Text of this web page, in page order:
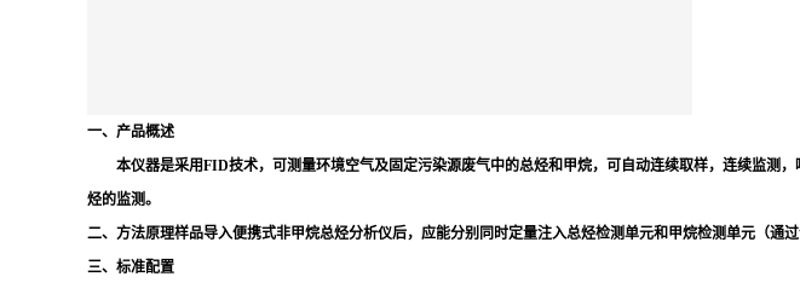
一、产品概述
本仪器是采用FID技术，可测量环境空气及固定污染源废气中的总烃和甲烷，可自动连续取样，连续监测
烃的监测。
二、方法原理样品导入便携式非甲烷总烃分析仪后，应能分别同时定量注入总烃检测单元和甲烷检测单元（通
三、标准配置